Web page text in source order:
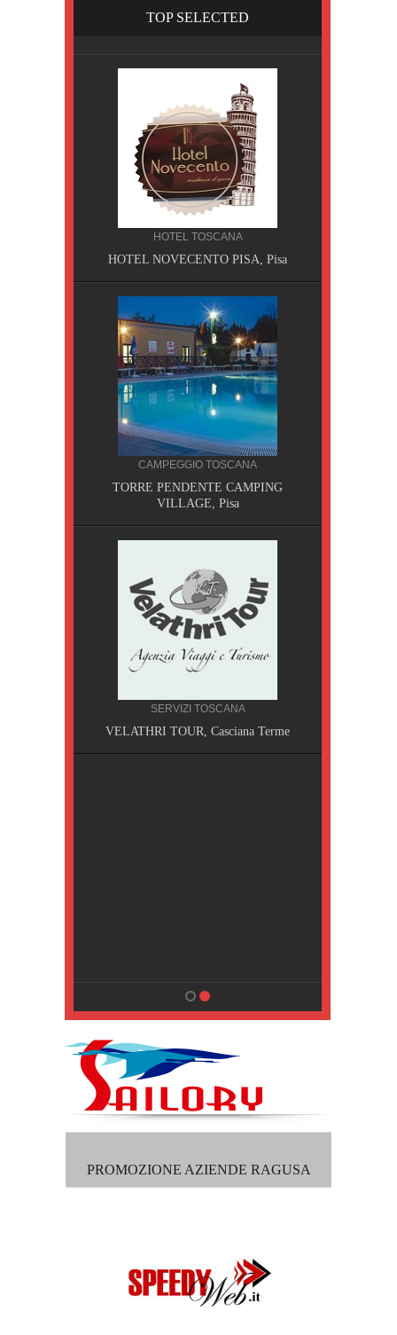
TOP SELECTED
HOTEL TOSCANA
HOTEL NOVECENTO PISA, Pisa
CAMPEGGIO TOSCANA
TORRE PENDENTE CAMPING
VILLAGE, Pisa
SERVIZI TOSCANA
VELATHRI TOUR, Casciana Terme
PROMOZIONE AZIENDE RAGUSA